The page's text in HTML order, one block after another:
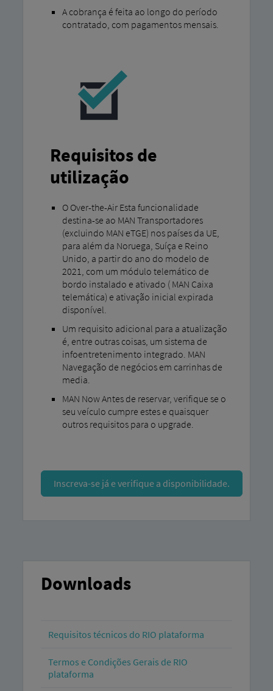
A cobrança é feita ao longo do período
contratado, com pagamentos mensais.
Requisitos de
utilização
O Over-the-Air Esta funcionalidade
destina-se ao MAN Transportadores
(excluindo MAN eTGE) nos países da UE,
para além da Noruega, Suíça e Reino
Unido, a partir do ano do modelo de
2021, com um módulo telemático de
bordo instalado e ativado ( MAN Caixa
telemática) e ativação inicial expirada
disponível.
Um requisito adicional para a atualização
é, entre outras coisas, um sistema de
infoentretenimento integrado. MAN
Navegação de negócios em carrinhas de
media.
MAN Now Antes de reservar, verifique se o
seu veículo cumpre estes e quaisquer
outros requisitos para o upgrade.
Inscreva-se já e verifique a disponibilidade.
Downloads
Requisitos técnicos do RIO plataforma
Termos e Condições Gerais de RIO
plataforma